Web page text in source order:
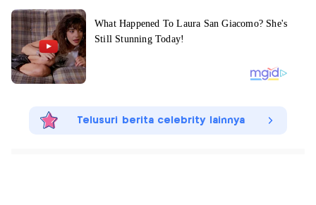
Telusuri berita celebrity lainnya